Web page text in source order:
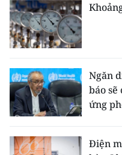
Ngăn
báo sẽ
ứng
Điện